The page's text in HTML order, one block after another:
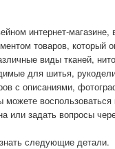
интернет-магазине,
товаров, который
виды тканей,
для шитья,
с описаниями,
или задать вопросы
следующие детали.